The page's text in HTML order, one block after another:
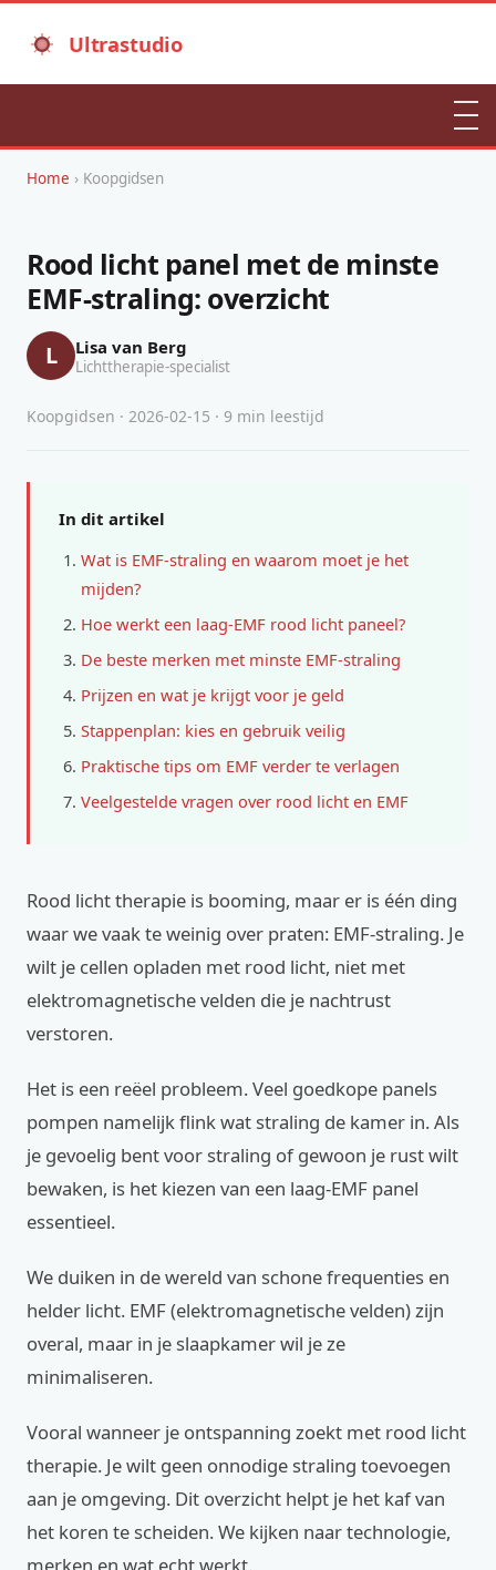
Ultrastudio
Home › Koopgidsen
Rood licht panel met de minste
EMF-straling: overzicht
L Lisa van Berg
Lichttherapie-specialist
Koopgidsen · 2026-02-15 · 9 min leestijd
In dit artikel
Wat is EMF-straling en waarom moet je het
mijden?
Hoe werkt een laag-EMF rood licht paneel?
De beste merken met minste EMF-straling
Prijzen en wat je krijgt voor je geld
Stappenplan: kies en gebruik veilig
Praktische tips om EMF verder te verlagen
Veelgestelde vragen over rood licht en EMF
Rood licht therapie is booming, maar er is één ding
waar we vaak te weinig over praten: EMF-straling. Je
wilt je cellen opladen met rood licht, niet met
elektromagnetische velden die je nachtrust
verstoren.
Het is een reëel probleem. Veel goedkope panels
pompen namelijk flink wat straling de kamer in. Als
je gevoelig bent voor straling of gewoon je rust wilt
bewaken, is het kiezen van een laag-EMF panel
essentieel.
We duiken in de wereld van schone frequenties en
helder licht. EMF (elektromagnetische velden) zijn
overal, maar in je slaapkamer wil je ze
minimaliseren.
Vooral wanneer je ontspanning zoekt met rood licht
therapie. Je wilt geen onnodige straling toevoegen
aan je omgeving. Dit overzicht helpt je het kaf van
het koren te scheiden. We kijken naar technologie,